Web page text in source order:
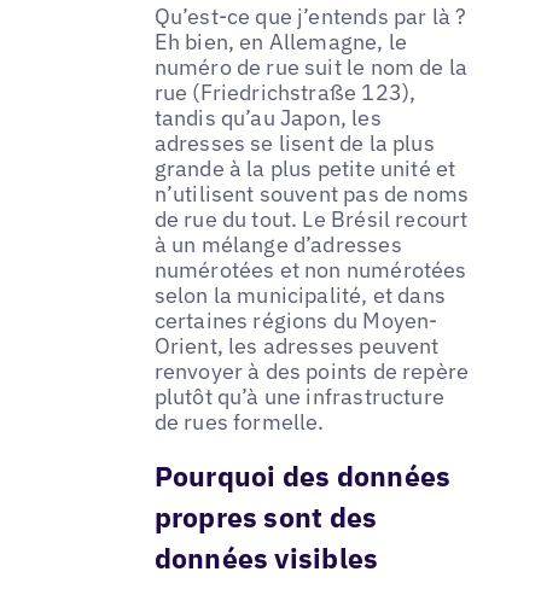
Qu’est-ce que j’entends par là ?
Eh bien, en Allemagne, le
numéro de rue suit le nom de la
rue (Friedrichstraße 123),
tandis qu’au Japon, les
adresses se lisent de la plus
grande à la plus petite unité et
n’utilisent souvent pas de noms
de rue du tout. Le Brésil recourt
à un mélange d’adresses
numérotées et non numérotées
selon la municipalité, et dans
certaines régions du Moyen-
Orient, les adresses peuvent
renvoyer à des points de repère
plutôt qu’à une infrastructure
de rues formelle.
Pourquoi des données
propres sont des
données visibles